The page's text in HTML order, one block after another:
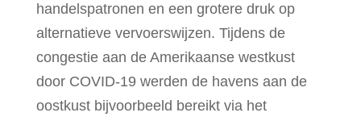
handelspatronen en een grotere druk op
alternatieve vervoerswijzen. Tijdens de
congestie aan de Amerikaanse westkust
door COVID-19 werden de havens aan de
oostkust bijvoorbeeld bereikt via het